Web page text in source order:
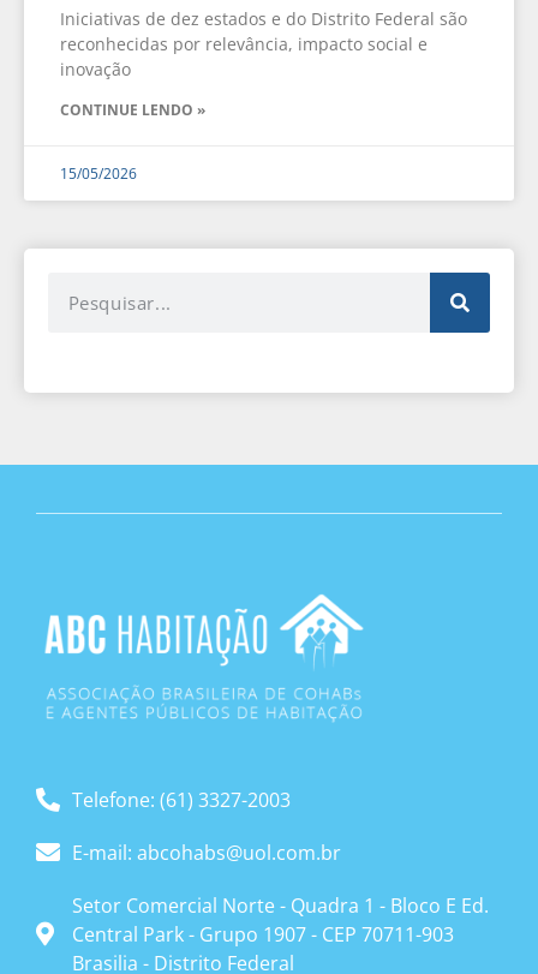
Iniciativas de dez estados e do Distrito Federal são
reconhecidas por relevância, impacto social e
inovação
CONTINUE LENDO »
15/05/2026
Telefone: (61) 3327-2003
E-mail: abcohabs@uol.com.br
Setor Comercial Norte - Quadra 1 - Bloco E Ed.
Central Park - Grupo 1907 - CEP 70711-903
Brasilia - Distrito Federal